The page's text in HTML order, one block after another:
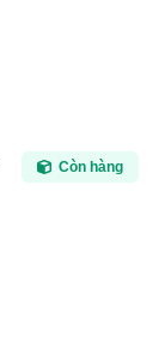
Còn hàng